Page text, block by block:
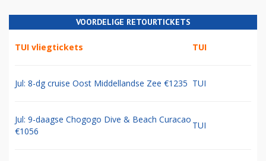
VOORDELIGE RETOURTICKETS
TUI vliegtickets TUI
Jul: 8-dg cruise Oost Middellandse Zee €1235 TUI
Jul: 9-daagse Chogogo Dive & Beach Curacao
€1056
TUI